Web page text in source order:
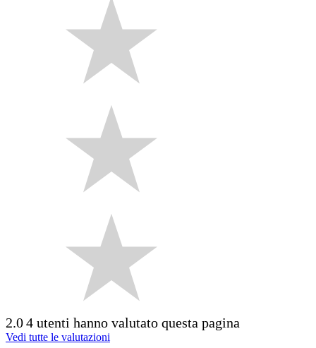
2.04 utenti hanno valutato questa pagina
Vedi tutte le valutazioni